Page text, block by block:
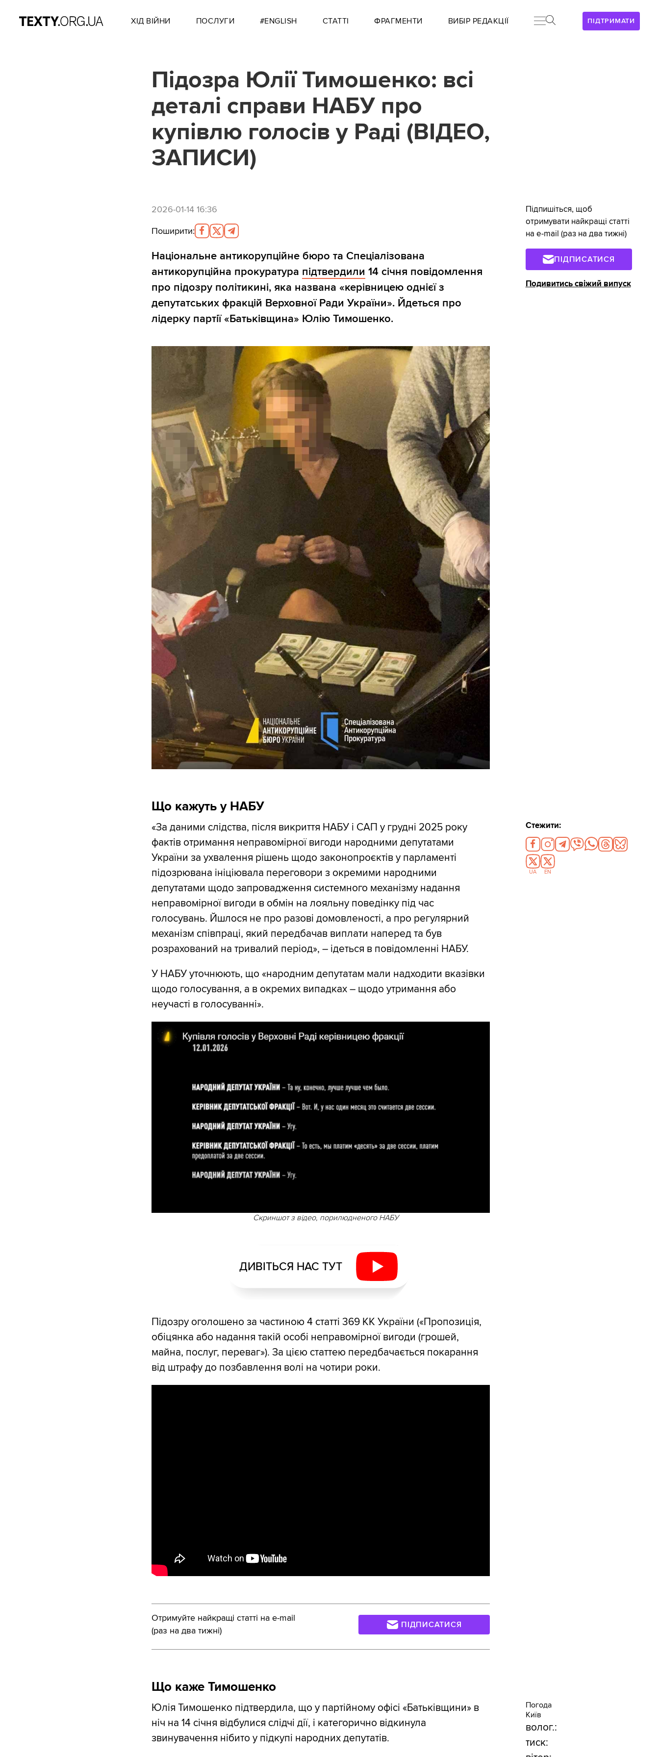
ПІДТРИМАТИ
ХІД ВІЙНИ ПОСЛУГИ #ENGLISH СТАТТІ ФРАГМЕНТИ ВИБІР РЕДАКЦІЇ
Підозра Юлії Тимошенко: всі
деталі справи НАБУ про
купівлю голосів у Раді (ВІДЕО,
ЗАПИСИ)
2026-01-14 16:36
Поширити:
Національне антикорупційне бюро та Спеціалізована
антикорупційна прокуратура підтвердили 14 січня повідомлення
про підозру політикині, яка названа «керівницею однієї з
депутатських фракцій Верховної Ради України». Йдеться про
лідерку партії «Батьківщина» Юлію Тимошенко.
Що кажуть у НАБУ
«За даними слідства, після викриття НАБУ і САП у грудні 2025 року
фактів отримання неправомірної вигоди народними депутатами
України за ухвалення рішень щодо законопроєктів у парламенті
підозрювана ініціювала переговори з окремими народними
депутатами щодо запровадження системного механізму надання
неправомірної вигоди в обмін на лояльну поведінку під час
голосувань. Йшлося не про разові домовленості, а про регулярний
механізм співпраці, який передбачав виплати наперед та був
розрахований на тривалий період», – ідеться в повідомленні НАБУ.
У НАБУ уточнюють, що «народним депутатам мали надходити вказівки
щодо голосування, а в окремих випадках – щодо утримання або
неучасті в голосуванні».
Скриншот з відео, порилюдненого НАБУ
ДИВІТЬСЯ НАС ТУТ
Підозру оголошено за частиною 4 статті 369 КК України («Пропозиція,
обіцянка або надання такій особі неправомірної вигоди (грошей,
майна, послуг, переваг»). За цією статтею передбачається покарання
від штрафу до позбавлення волі на чотири роки.
Отримуйте найкращі статті на e-mail
(раз на два тижні)
ПІДПИСАТИСЯ
Що каже Тимошенко
Юлія Тимошенко підтвердила, що у партійному офісі «Батьківщини» в
ніч на 14 січня відбулися слідчі дії, і категорично відкинула
звинувачення нібито у підкупі народних депутатів.
Підпишіться, щоб
отримувати найкращі статті
на e-mail (раз на два тижні)
ПІДПИСАТИСЯ
Подивитись свіжий випуск
Стежити:
UA EN
Погода
Київ
волог.:
тиск: